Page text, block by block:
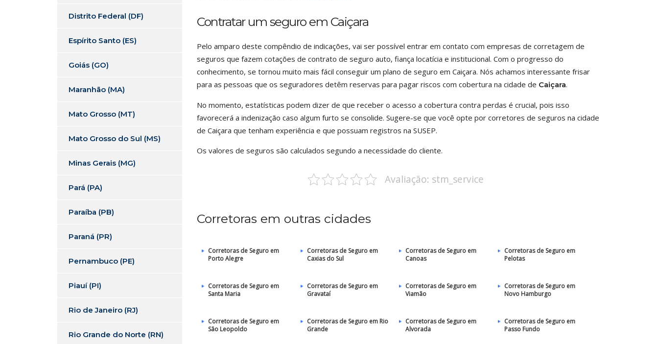
Contratar um seguro em Caiçara
Pelo amparo deste compêndio de indicações, vai ser possível entrar em contato com empresas de corretagem de
seguros que fazem cotações de contrato de seguro auto, fiança locatícia e institucional. Com o progresso do
conhecimento, se tornou muito mais fácil conseguir um plano de seguro em Caiçara. Nós achamos interessante frisar
para as pessoas que os seguradores detêm reservas para pagar riscos com cobertura na cidade de Caiçara.
No momento, estatísticas podem dizer de que receber o acesso a cobertura contra perdas é crucial, pois isso
favorecerá a indenização caso algum furto se consolide. Sugere-se que você opte por corretores de seguros na cidade
de Caiçara que tenham experiência e que possuam registros na SUSEP.
Os valores de seguros são calculados segundo a necessidade do cliente.
Avaliação: stm_service
Corretoras em outras cidades
Corretoras de Seguro em
Porto Alegre
Corretoras de Seguro em
Caxias do Sul
Corretoras de Seguro em
Canoas
Corretoras de Seguro em
Pelotas
Corretoras de Seguro em
Santa Maria
Corretoras de Seguro em
Gravataí
Corretoras de Seguro em
Viamão
Corretoras de Seguro em
Novo Hamburgo
Corretoras de Seguro em
São Leopoldo
Corretoras de Seguro em Rio
Grande
Corretoras de Seguro em
Alvorada
Corretoras de Seguro em
Passo Fundo
Distrito Federal (DF)
Espírito Santo (ES)
Goiás (GO)
Maranhão (MA)
Mato Grosso (MT)
Mato Grosso do Sul (MS)
Minas Gerais (MG)
Pará (PA)
Paraíba (PB)
Paraná (PR)
Pernambuco (PE)
Piauí (PI)
Rio de Janeiro (RJ)
Rio Grande do Norte (RN)